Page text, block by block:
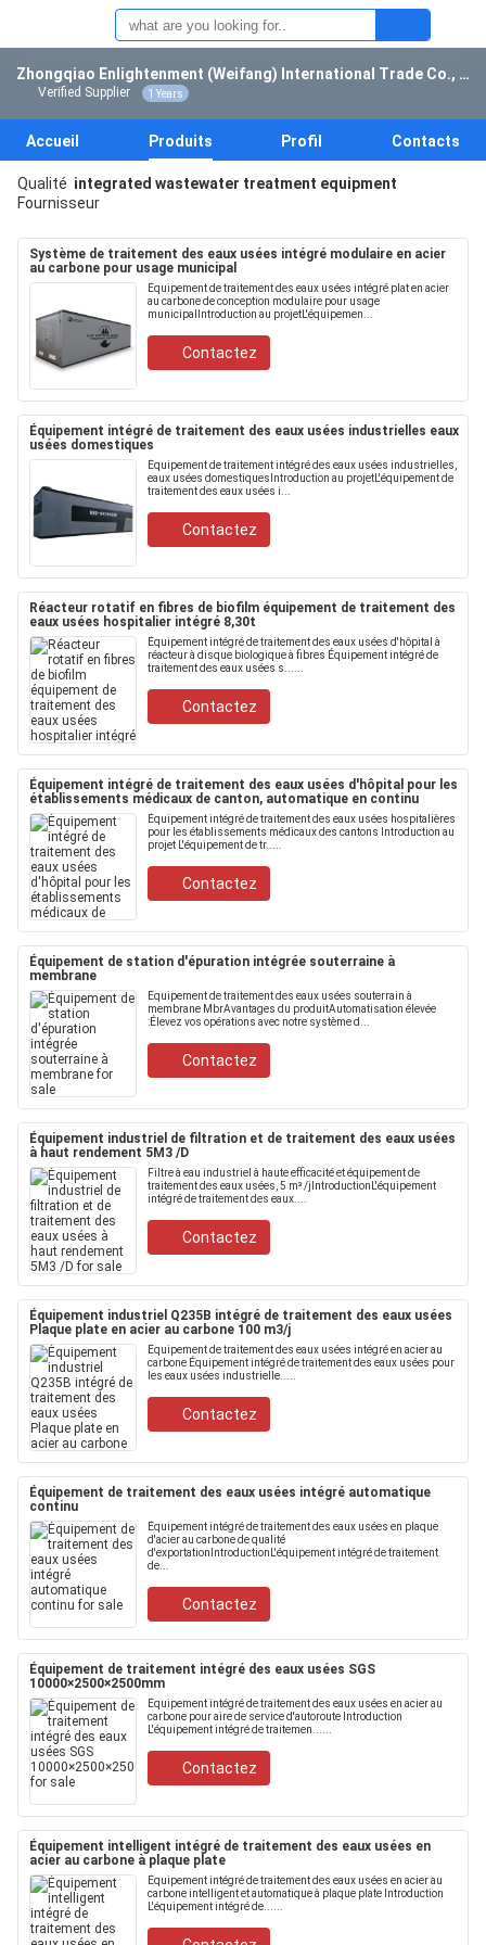
Zhongqiao Enlightenment (Weifang) International Trade Co., Ltd.
Verified Supplier 1 Years
Accueil Produits Profil Contacts
Qualité integrated wastewater treatment equipment
Fournisseur
Système de traitement des eaux usées intégré modulaire en acier
au carbone pour usage municipal
Équipement de traitement des eaux usées intégré plat en acier
au carbone de conception modulaire pour usage
municipalIntroduction au projetL'équipemen...
Contactez
Équipement intégré de traitement des eaux usées industrielles eaux
usées domestiques
Équipement de traitement intégré des eaux usées industrielles,
eaux usées domestiquesIntroduction au projetL'équipement de
traitement des eaux usées i...
Contactez
Réacteur rotatif en fibres de biofilm équipement de traitement des
eaux usées hospitalier intégré 8,30t
Équipement intégré de traitement des eaux usées d'hôpital à
réacteur à disque biologique à fibres Équipement intégré de
traitement des eaux usées s......
Contactez
Équipement intégré de traitement des eaux usées d'hôpital pour les
établissements médicaux de canton, automatique en continu
Équipement intégré de traitement des eaux usées hospitalières
pour les établissements médicaux des cantons Introduction au
projet L'équipement de tr.....
Contactez
Équipement de station d'épuration intégrée souterraine à
membrane
Équipement de traitement des eaux usées souterrain à
membrane MbrAvantages du produitAutomatisation élevée
:Élevez vos opérations avec notre système d...
Contactez
Équipement industriel de filtration et de traitement des eaux usées
à haut rendement 5M3 /D
Filtre à eau industriel à haute efficacité et équipement de
traitement des eaux usées, 5 m³ /jIntroductionL'équipement
intégré de traitement des eaux....
Contactez
Équipement industriel Q235B intégré de traitement des eaux usées
Plaque plate en acier au carbone 100 m3/j
Équipement de traitement des eaux usées intégré en acier au
carbone Équipement intégré de traitement des eaux usées pour
les eaux usées industrielle.....
Contactez
Équipement de traitement des eaux usées intégré automatique
continu
Équipement intégré de traitement des eaux usées en plaque
d'acier au carbone de qualité
d'exportationIntroductionL'équipement intégré de traitement
de...
Contactez
Équipement de traitement intégré des eaux usées SGS
10000×2500×2500mm
Équipement intégré de traitement des eaux usées en acier au
carbone pour aire de service d'autoroute Introduction
L'équipement intégré de traitemen......
Contactez
Équipement intelligent intégré de traitement des eaux usées en
acier au carbone à plaque plate
Équipement intégré de traitement des eaux usées en acier au
carbone intelligent et automatique à plaque plate Introduction
L'équipement intégré de......